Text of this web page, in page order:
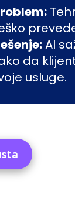
AI
da
usluge.